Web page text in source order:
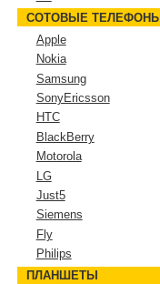
СОТОВЫЕ ТЕЛЕФОНЫ
Apple
Nokia
Samsung
SonyEricsson
HTC
BlackBerry
Motorola
LG
Just5
Siemens
Fly
Philips
ПЛАНШЕТЫ